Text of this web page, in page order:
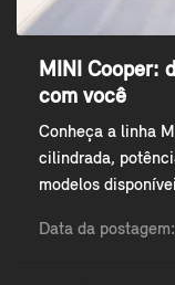
MINI Cooper:
com você
Conheça a linha
cilindrada,
modelos
Data da